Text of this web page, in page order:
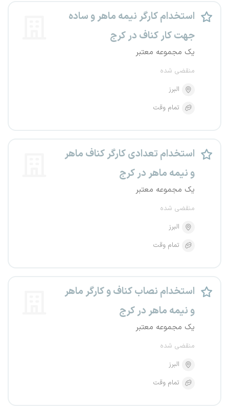
استخدام کارگر نیمه ماهر و ساده
جهت کار کناف در کرج
یک مجموعه معتبر
منقضی شده
البرز
تمام وقت
استخدام تعدادی کارگر کناف ماهر
و نیمه ماهر در کرج
یک مجموعه معتبر
منقضی شده
البرز
تمام وقت
استخدام نصاب کناف و کارگر ماهر
و نیمه ماهر در کرج
یک مجموعه معتبر
منقضی شده
البرز
تمام وقت